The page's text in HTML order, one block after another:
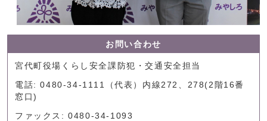
お問い合わせ
宮代町役場くらし安全課防犯・交通安全担当
電話: 0480-34-1111（代表）内線272、278(2階16番
窓口)
ファックス: 0480-34-1093